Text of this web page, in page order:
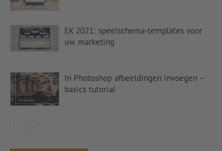
EK 2021: speelschema-templates voor
uw marketing
In Photoshop afbeeldingen invoegen –
basics tutorial